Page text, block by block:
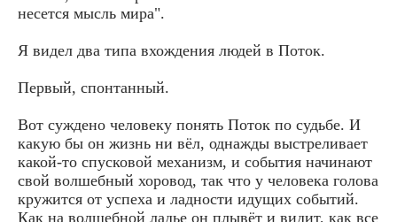
несется мысль мира".
Я видел два типа вхождения людей в Поток.
Первый, спонтанный.
Вот суждено человеку понять Поток по судьбе. И
какую бы он жизнь ни вёл, однажды выстреливает
какой-то спусковой механизм, и события начинают
свой волшебный хоровод, так что у человека голова
кружится от успеха и ладности идущих событий.
Как на волшебной ладье он плывёт и видит, как все